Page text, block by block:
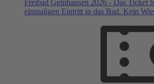
Freibad Gelnhausen 2026 - Das Ticket
einmaligen Eintritt in das Bad. Kein